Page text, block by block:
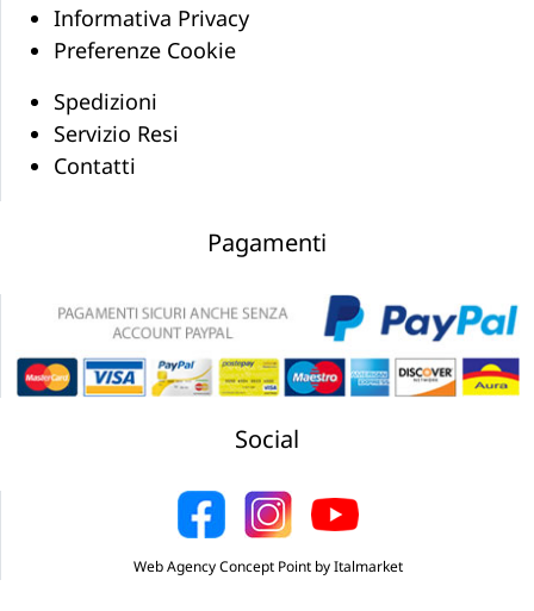
Informativa Privacy
Preferenze Cookie
Spedizioni
Servizio Resi
Contatti
Pagamenti
Social
Web Agency Concept Point by Italmarket